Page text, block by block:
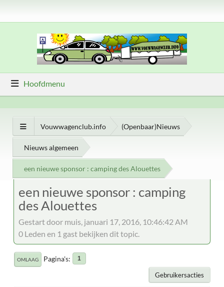
Hoofdmenu
Vouwwagenclub.info (Openbaar)Nieuws
Nieuws algemeen
een nieuwe sponsor : camping des Alouettes
een nieuwe sponsor : camping
des Alouettes
Gestart door muis, januari 17, 2016, 10:46:42 AM
0 Leden en 1 gast bekijken dit topic.
OMLAAG Pagina's 1
Gebruikersacties